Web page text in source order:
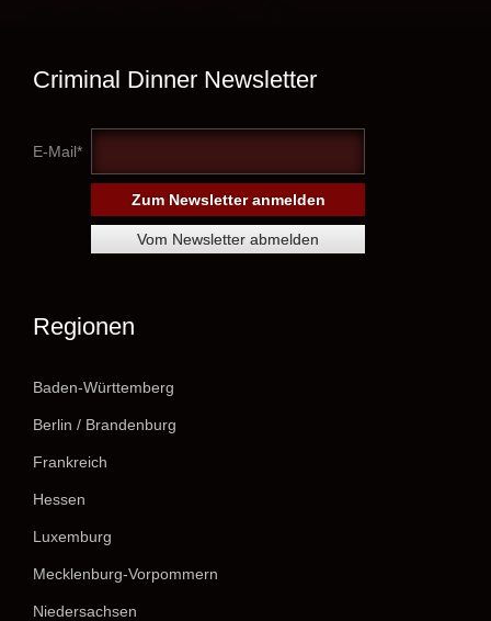
Criminal Dinner Newsletter
E-Mail*
Regionen
Baden-Württemberg
Berlin / Brandenburg
Frankreich
Hessen
Luxemburg
Mecklenburg-Vorpommern
Niedersachsen